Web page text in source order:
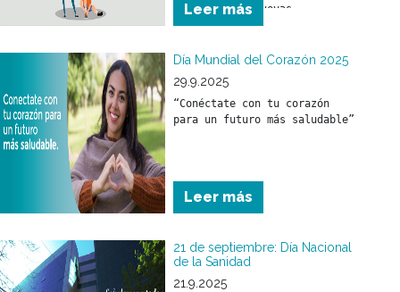
logrando sus nuevas
“conquistas”. Ponerse de pie,
buena capacidad de
irán adquiriendo por
imitación y propio
desarrollo.
Leer más
Día Mundial del Corazón 2025
29.9.2025
“Conéctate con tu corazón
para un futuro más saludable”
Leer más
21 de septiembre: Día Nacional
de la Sanidad
21.9.2025